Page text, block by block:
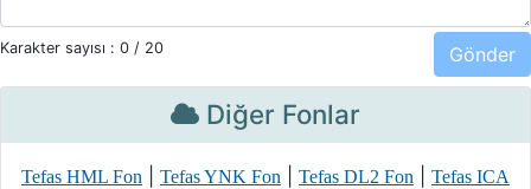
Karakter sayısı : 0 / 20
Diğer Fonlar
Tefas HML Fon Tefas YNK Fon Tefas DL2 Fon
Tefas ICA